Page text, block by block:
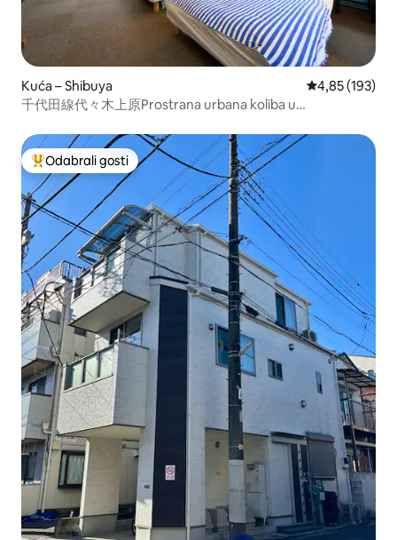
Kuća – Shibuya Prosječna
4,85 (193)
千代田線代々木上原Prostrana urbana koliba u
Među najviše rangiranima s oznakom „Odabrali gosti”
Odabrali gosti